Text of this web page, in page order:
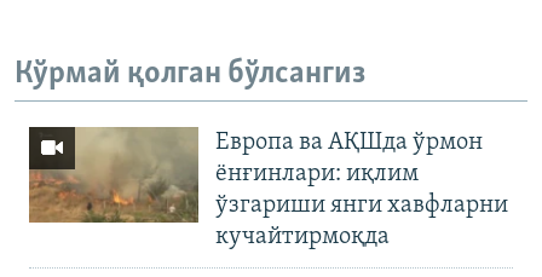
Кўрмай қолган бўлсангиз
Европа ва АҚШда ўрмон
ёнғинлари: иқлим
ўзгариши янги хавфларни
кучайтирмоқда